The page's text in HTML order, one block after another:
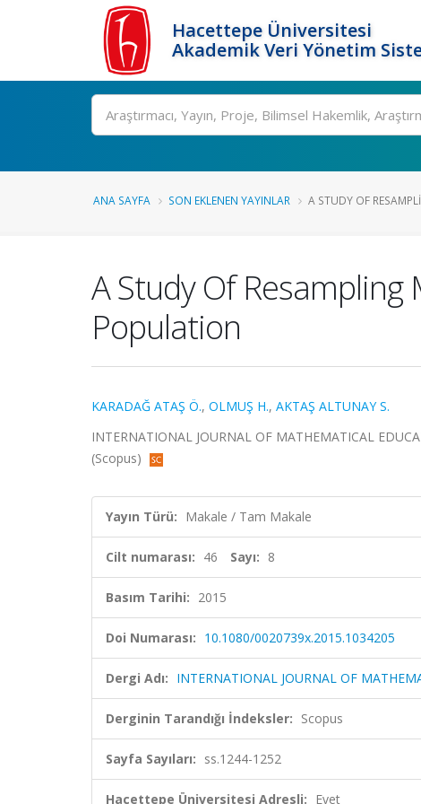
Hacettepe Üniversitesi
Akademik Veri Yönetim
Ara
ANA SAYFA SON EKLENEN YAYINLAR A STUDY OF
A Study Of
Population
KARADAĞ ATAŞ Ö., OLMUŞ H., AKTAŞ ALTUNAY S.
INTERNATIONAL JOURNAL OF MATHEMATICAL
(Scopus)
Yayın Türü: Makale / Tam Makale
Cilt numarası: 46 Sayı: 8
Basım Tarihi: 2015
Doi Numarası: 10.1080/0020739x.2015.1034205
Dergi Adı: INTERNATIONAL JOURNAL OF
Derginin Tarandığı İndeksler: Scopus
Sayfa Sayıları: ss.1244-1252
Hacettepe Üniversitesi Adresli: Evet